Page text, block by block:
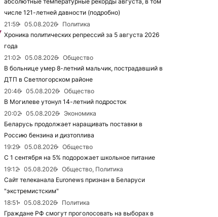
числе 121-летней давности (подробно)
21:59
05.08.2026
Политика
Хроника политических репрессий за 5 августа 2026
года
21:02
05.08.2026
Общество
В больнице умер 8-летний мальчик, пострадавший в
ДТП в Светлогорском районе
20:46
05.08.2026
Общество
В Могилеве утонул 14-летний подросток
20:02
05.08.2026
Экономика
Беларусь продолжает наращивать поставки в
Россию бензина и дизтоплива
19:29
05.08.2026
Общество
С 1 сентября на 5% подорожает школьное питание
19:12
05.08.2026
Общество, Политика
Сайт телеканала Euronews признан в Беларуси
"экстремистским"
18:51
05.08.2026
Политика
Граждане РФ смогут проголосовать на выборах в